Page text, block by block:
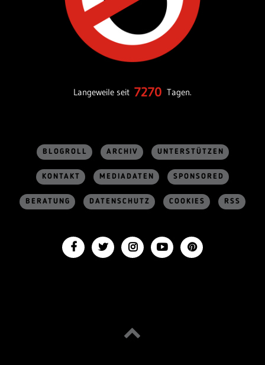
Langeweile seit 7270 Tagen.
BLOGROLL ARCHIV UNTERSTÜTZEN
KONTAKT MEDIADATEN SPONSORED
BERATUNG DATENSCHUTZ COOKIES RSS